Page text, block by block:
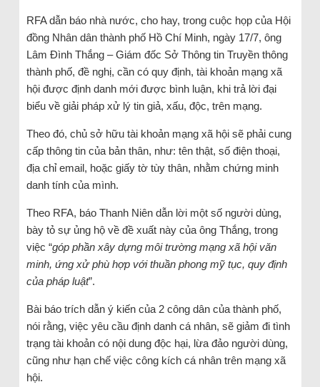
RFA dẫn báo nhà nước, cho hay, trong cuộc họp của Hội
đồng Nhân dân thành phố Hồ Chí Minh, ngày 17/7, ông
Lâm Đình Thắng – Giám đốc Sở Thông tin Truyền thông
thành phố, đề nghị, cần có quy định, tài khoản mạng xã
hội được định danh mới được bình luận, khi trả lời đại
biểu về giải pháp xử lý tin giả, xấu, độc, trên mạng.
Theo đó, chủ sở hữu tài khoản mạng xã hội sẽ phải cung
cấp thông tin của bản thân, như: tên thật, số điện thoại,
địa chỉ email, hoặc giấy tờ tùy thân, nhằm chứng minh
danh tính của mình.
Theo RFA, báo Thanh Niên dẫn lời một số người dùng,
bày tỏ sự ủng hộ về đề xuất này của ông Thắng, trong
việc “góp phần xây dựng môi trường mạng xã hội văn
minh, ứng xử phù hợp với thuần phong mỹ tục, quy định
của pháp luật”.
Bài báo trích dẫn ý kiến của 2 công dân của thành phố,
nói rằng, việc yêu cầu định danh cá nhân, sẽ giảm đi tình
trạng tài khoản có nội dung độc hại, lừa đảo người dùng,
cũng như hạn chế việc công kích cá nhân trên mạng xã
hội.